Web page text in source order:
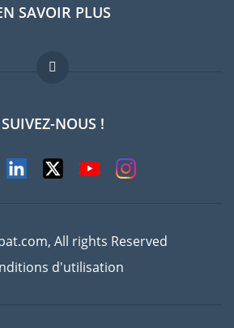
Guides pays
Offres d'emploi
SAVOIR PLUS
FAQ
Experts
SUIVEZ-NOUS !
All rights Reserved
d'utilisation